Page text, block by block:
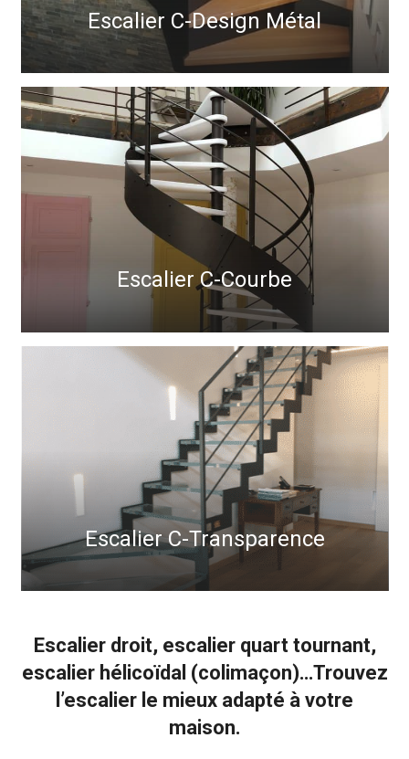
Escalier C-Design Métal
Escalier C-Courbe
Escalier C-Transparence
Escalierdroit, escalier quart tournant,
escalier hélicoïdal (colimaçon)…Trouvez
l’escalier le mieux adapté à votre
maison.